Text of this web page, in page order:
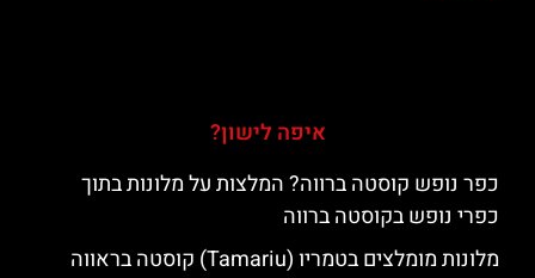
איפה לישון?
כפר נופש קוסטה ברווה? המלצות על מלונות בתוך
כפרי נופש בקוסטה ברווה
מלונות מומלצים בטמריו (Tamariu) קוסטה בראווה